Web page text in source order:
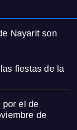
Nayarit son
fiestas de la
por el de
de